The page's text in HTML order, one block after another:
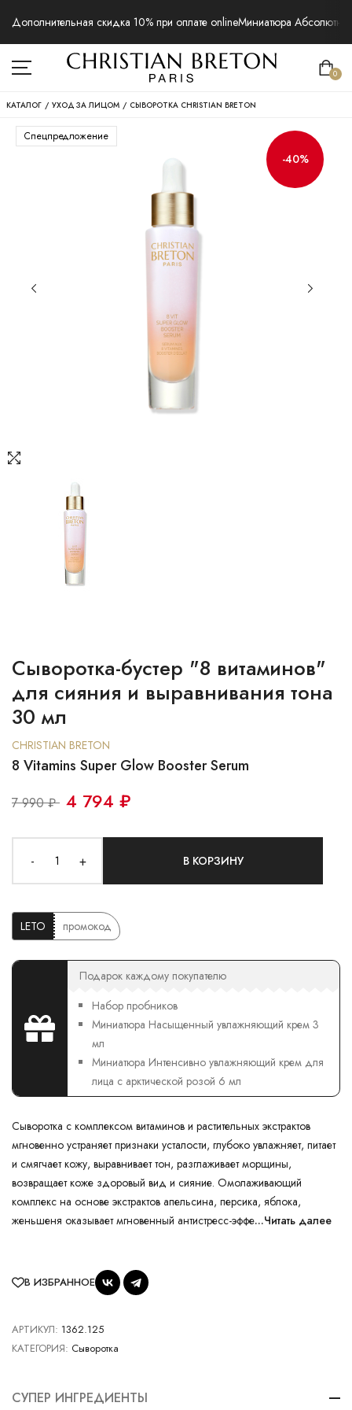
Дополнительная скидка 10% при оплате onlineМиниатюра
0
КАТАЛОГ / УХОД ЗА ЛИЦОМ / СЫВОРОТКА CHRISTIAN BRETON
Спецпредложение
-40%
Сыворотка-бустер "8 витаминов"
для сияния и выравнивания тона
30 мл
CHRISTIAN BRETON
8 Vitamins Super Glow Booster Serum
7 990 ₽ 4 794 ₽
- + В КОРЗИНУ
LETO промокод
Подарок каждому покупателю
Набор пробников
Миниатюра Насыщенный увлажняющий крем 3
мл
Миниатюра Интенсивно увлажняющий крем для
лица с арктической розой 6 мл
Сыворотка с комплексом витаминов и растительных экстрактов
мгновенно устраняет признаки усталости, глубоко увлажняет, питает
и смягчает кожу, выравнивает тон, разглаживает морщины,
возвращает коже здоровый вид и сияние. Омолаживающий
комплекс на основе экстрактов апельсина, персика, яблока,
женьшеня оказывает мгновенный антистресс-эффе...Читать далее
В ИЗБРАННОЕ
АРТИКУЛ: 1362.125
КАТЕГОРИЯ: Сыворотка
СУПЕР ИНГРЕДИЕНТЫ